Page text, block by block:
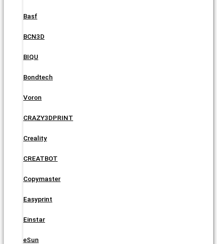
Basf
BCN3D
BIQU
Bondtech
Voron
CRAZY3DPRINT
Creality
CREATBOT
Copymaster
Easyprint
Einstar
eSun